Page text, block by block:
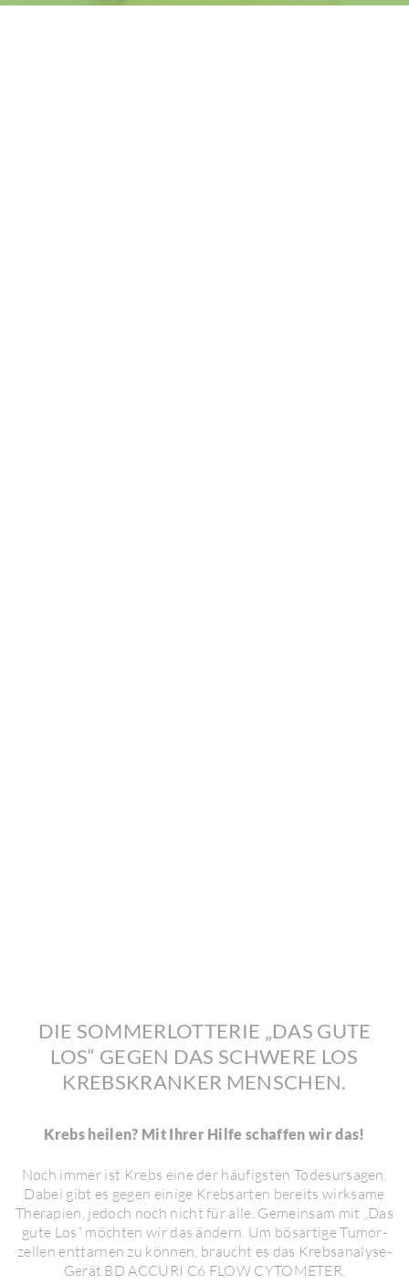
DIE SOMMER­LOT­TERIE „DAS GUTE
LOS“ GEGEN DAS SCHWERE LOS
KREBS­KRANKER MENSCHEN.
Krebs heilen? Mit Ihrer Hilfe schaffen wir das!
Noch immer ist Krebs eine der häufigsten Todes­ur­sagen.
Dabei gibt es gegen einige Krebs­arten bereits wirk­same
Thera­pien, jedoch noch nicht für alle. Gemeinsam mit „Das
gute Los“ möchten wir das ändern. Um bösar­tige Tumor­
zellen enttarnen zu können, braucht es das Krebs­ana­lyse-
Gerät BD ACCURI C6 FLOW CYTO­M­ETER.